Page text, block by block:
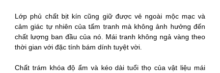
Lớp phủ chất bịt kín cũng giữ được vẻ ngoài mộc mạc và
cảm giác tự nhiên của tấm tranh mà không ảnh hưởng đến
chất lượng ban đầu của nó. Mái tranh không ngả vàng theo
thời gian với đặc tính bám dính tuyệt vời.
Chất trám khóa độ ẩm và kéo dài tuổi thọ của vật liệu mái